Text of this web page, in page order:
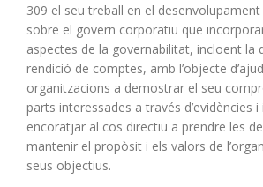
309 el seu treball en el desenvolupament
sobre el govern corporatiu que
aspectes de la governabilitat, incloent la
rendició de comptes, amb l’objecte
organitzacions a demostrar el seu
parts interessades a través d’evidències
encoratjar al cos directiu a prendre les
mantenir el propòsit i els valors de
seus objectius.